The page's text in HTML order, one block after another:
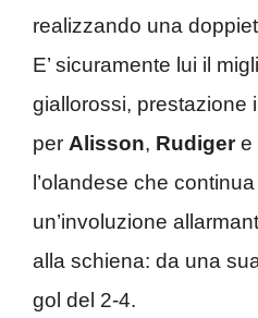
realizzando una
E’ sicuramente lui il
giallorossi, prestazione
per Alisson, Rudigere
l’olandese che
un’involuzione
alla schiena: da una
gol del 2-4.